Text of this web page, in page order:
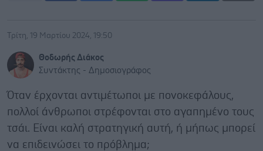
Τρίτη, 19 Μαρτίου 2024, 19:50
Θοδωρής Διάκος
Συντάκτης - Δημοσιογράφος
Όταν έρχονται αντιμέτωποι με πονοκεφάλους,
πολλοί άνθρωποι στρέφονται στο αγαπημένο τους
τσάι. Είναι καλή στρατηγική αυτή, ή μήπως μπορεί
να επιδεινώσει το πρόβλημα;